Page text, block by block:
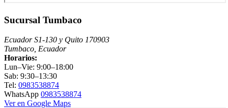
Sucursal Tumbaco
Ecuador S1-130 y Quito 170903
Tumbaco, Ecuador
Horarios:
Lun–Vie: 9:00–18:00
Sab: 9:30–13:30
Tel: 0983538874
WhatsApp 0983538874
Ver en Google Maps